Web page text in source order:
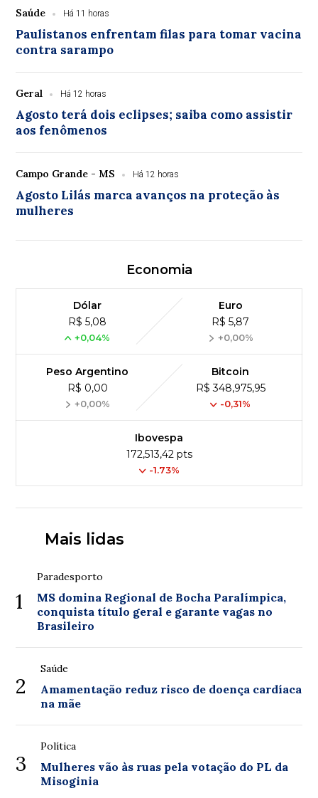
Saúde Há 11 horas
Paulistanos enfrentam filas para tomar vacina
contra sarampo
Geral Há 12 horas
Agosto terá dois eclipses; saiba como assistir
aos fenômenos
Campo Grande - MS Há 12 horas
Agosto Lilás marca avanços na proteção às
mulheres
Economia
Dólar
R$ 5,08
+0,04%
Euro
R$ 5,87
+0,00%
Peso Argentino
R$ 0,00
+0,00%
Bitcoin
R$ 348,975,95
-0,31%
Ibovespa
172,513,42 pts
-1.73%
Mais lidas
1
Paradesporto
MS domina Regional de Bocha Paralímpica,
conquista título geral e garante vagas no
Brasileiro
2
Saúde
Amamentação reduz risco de doença cardíaca
na mãe
3
Política
Mulheres vão às ruas pela votação do PL da
Misoginia